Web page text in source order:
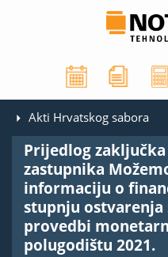
Akti Hrvatskog sabora
Prijedlog
zastupnika
informaciju o
stupnju
provedbi
polugodištu 2021.